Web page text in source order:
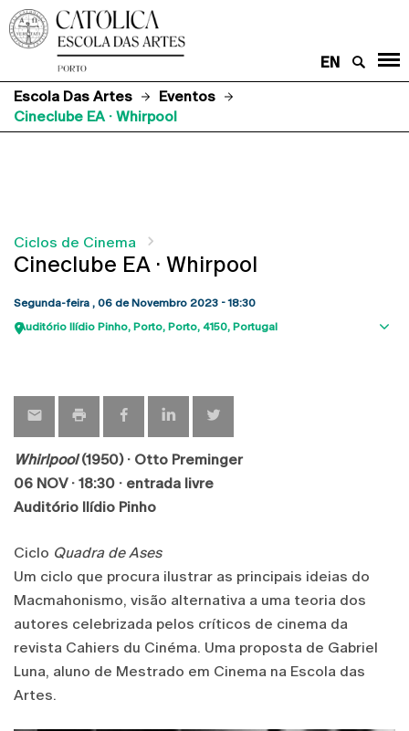
EN
Escola Das Artes
Eventos
Cineclube EA · Whirpool
Ciclos de Cinema
Cineclube EA · Whirpool
Segunda-feira , 06 de Novembro 2023 - 18:30
Auditório Ilídio Pinho Porto Porto 4150 Portugal
Whirlpool(1950) · Otto Preminger
06 NOV · 18:30 · entrada livre
Auditório Ilídio Pinho
Ciclo Quadra de Ases
Um ciclo que procura ilustrar as principais ideias do
Macmahonismo, visão alternativa a uma teoria dos
autores celebrizada pelos críticos de cinema da
revista Cahiers du Cinéma. Uma proposta de Gabriel
Luna, aluno de Mestrado em Cinema na Escola das
Artes.